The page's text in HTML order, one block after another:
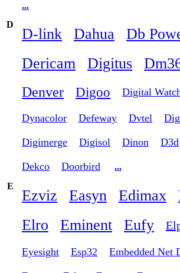
...
D
D-link Dahua
Db
Dericam
Digitus
Denver Digoo Digital
Dynacolor Defeway Dvtel
Digimerge Digisol Dinon D3d
Dekco Doorbird
...
E
Ezviz Easyn Edimax
Elro
Eminent Eufy
Eyesight Esp32 Embedded Net